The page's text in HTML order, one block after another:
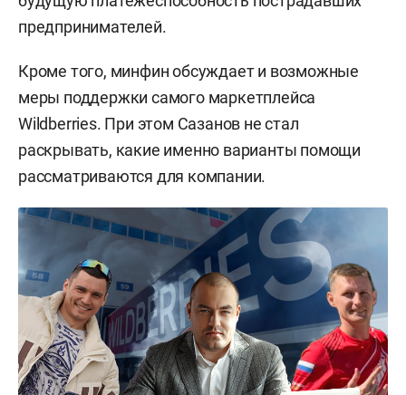
предпринимателей.
Кроме того, минфин обсуждает и возможные
меры поддержки самого маркетплейса
Wildberries. При этом Сазанов не стал
раскрывать, какие именно варианты помощи
рассматриваются для компании.